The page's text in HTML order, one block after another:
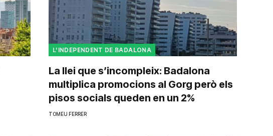
L'INDEPENDENT DE BADALONA
La llei que s’incompleix: Badalona
multiplica promocions al Gorg però els
pisos socials queden en un 2%
TOMEU FERRER